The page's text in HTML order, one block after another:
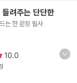
들려주는 단단한
는 한 문장 필사
10.0